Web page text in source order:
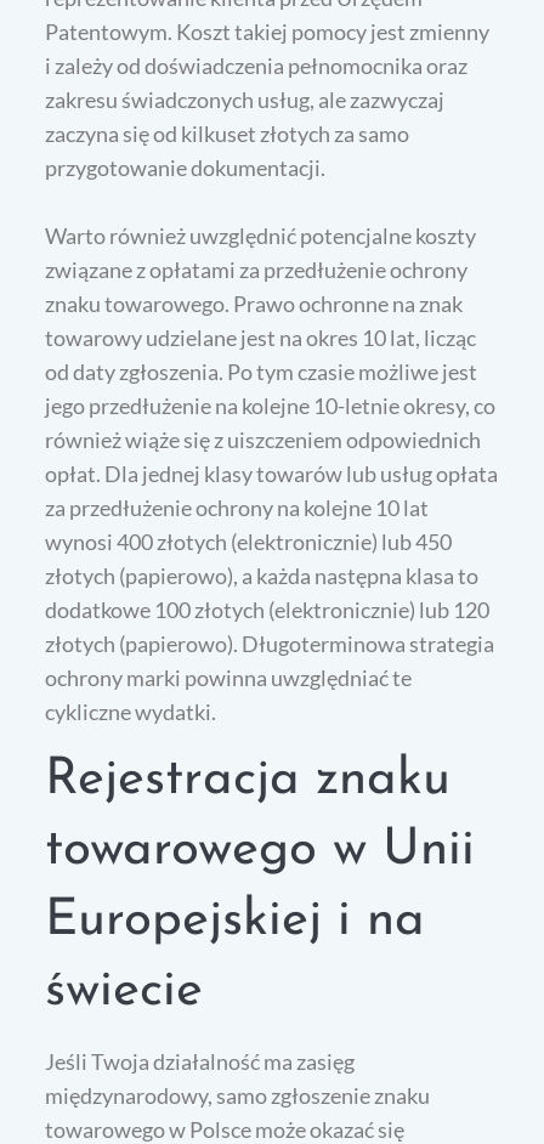
Patentowym. Koszt takiej pomocy jest zmienny
i zależy od doświadczenia pełnomocnika oraz
zakresu świadczonych usług, ale zazwyczaj
zaczyna się od kilkuset złotych za samo
przygotowanie dokumentacji.
Warto również uwzględnić potencjalne koszty
związane z opłatami za przedłużenie ochrony
znaku towarowego. Prawo ochronne na znak
towarowy udzielane jest na okres 10 lat, licząc
od daty zgłoszenia. Po tym czasie możliwe jest
jego przedłużenie na kolejne 10-letnie okresy, co
również wiąże się z uiszczeniem odpowiednich
opłat. Dla jednej klasy towarów lub usług opłata
za przedłużenie ochrony na kolejne 10 lat
wynosi 400 złotych (elektronicznie) lub 450
złotych (papierowo), a każda następna klasa to
dodatkowe 100 złotych (elektronicznie) lub 120
złotych (papierowo). Długoterminowa strategia
ochrony marki powinna uwzględniać te
cykliczne wydatki.
Rejestracja znaku
towarowego w Unii
Europejskiej i na
świecie
Jeśli Twoja działalność ma zasięg
międzynarodowy, samo zgłoszenie znaku
towarowego w Polsce może okazać się